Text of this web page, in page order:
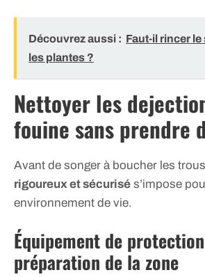
Découvrez aussi : Faut-il rincer
les plantes ?
Nettoyer les
fouine sans prendre
Avant de songer à boucher les
rigoureux et sécurisé s’impose
environnement de vie.
Équipement de
préparation de la zone